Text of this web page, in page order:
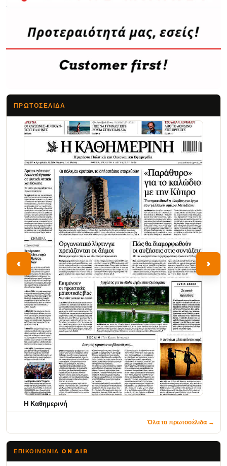
ΠΡΩΤΟΣΈΛΙΔΑ
‹
Η Καθημερινή
›
Όλα τα πρωτοσέλιδα →
ΕΠΙΚΟΙΝΩΝΊΑ ON AIR